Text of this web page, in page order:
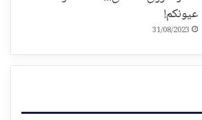
عيونكم!
31/08/2023